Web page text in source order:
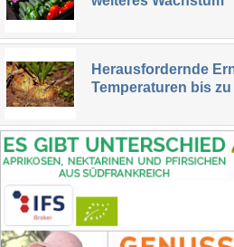
Herausfordernde
Temperaturen bis zu